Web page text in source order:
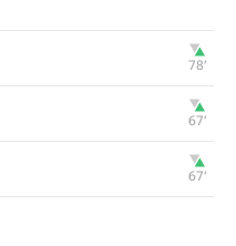
78‎’‎
67‎’‎
67‎’‎